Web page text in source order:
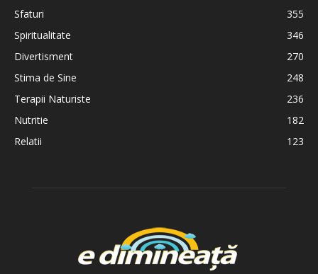
Sfaturi
355
Spiritualitate
346
Divertisment
270
Stima de Sine
248
Terapii Naturiste
236
Nutritie
182
Relatii
123